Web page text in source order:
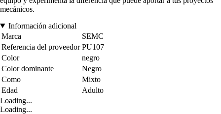
mecánicos.
Información adicional
Marca
SEMC
Referencia del proveedor PU107
Color
negro
Color dominante
Negro
Como
Mixto
Edad
Adulto
Loading...
Loading...